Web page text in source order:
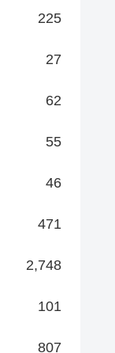
225
27
62
55
46
471
2,748
101
807